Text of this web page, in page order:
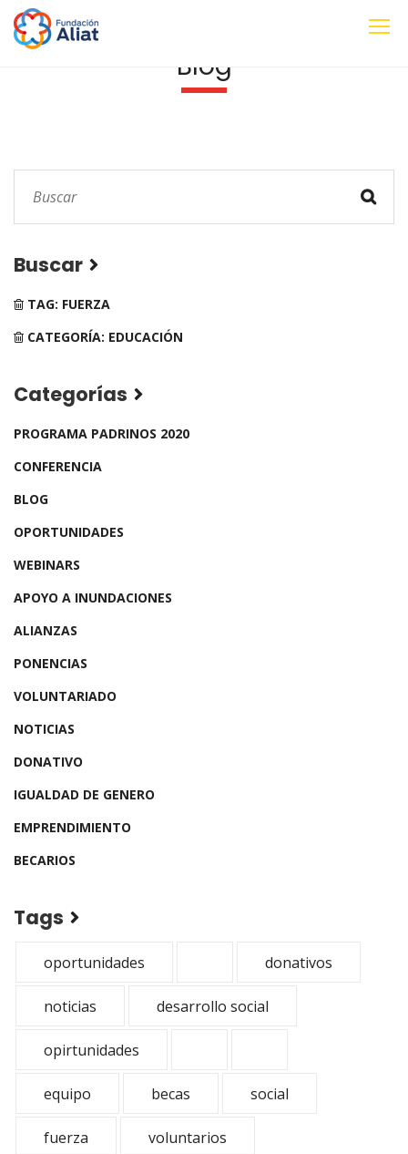
Blog
Buscar
TAG: FUERZA
CATEGORÍA: EDUCACIÓN
Categorías
PROGRAMA PADRINOS 2020
CONFERENCIA
BLOG
OPORTUNIDADES
WEBINARS
APOYO A INUNDACIONES
ALIANZAS
PONENCIAS
VOLUNTARIADO
NOTICIAS
DONATIVO
IGUALDAD DE GENERO
EMPRENDIMIENTO
BECARIOS
Tags
oportunidades donativos
noticias desarrollo social
opirtunidades
equipo becas social
fuerza voluntarios